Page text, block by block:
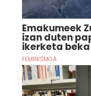
Emakumeek
izan duten
ikerketa beka
FEMINISMOA